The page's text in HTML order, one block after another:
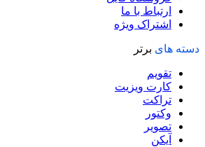
ارتباط با ما
اشتراک ویژه
دسته های برتر
تقویم
کارت ویزیت
تراکت
وکتور
تصویر
آیکن